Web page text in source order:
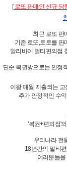
독
알
4,000여 편의
대기업
[로또 판매인 신규 당
최근 로또 판
기존 로또,토토를 판
알리바이 멀티편의점
단순 복권방으로는 안정
이왕 매월 지출되는
추가 안정적인 수
'복권+편의점'
우리나라 전
18년간의 멀티
여러분들